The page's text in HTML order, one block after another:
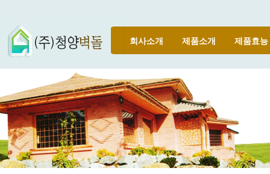
회사소개 제품소개 제품효능